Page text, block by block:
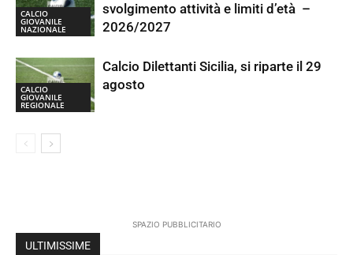
CALCIO
GIOVANILE
NAZIONALE
svolgimento attività e limiti d’età –
2026/2027
CALCIO
GIOVANILE
REGIONALE
Calcio Dilettanti Sicilia, si riparte il 29
agosto
SPAZIO PUBBLICITARIO
ULTIMISSIME